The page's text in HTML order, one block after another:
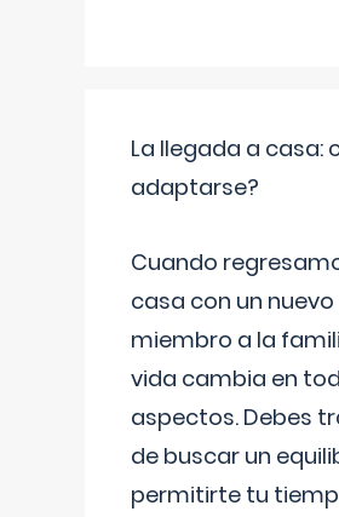
La llegada a casa:
adaptarse?
Cuando
casa con un nuevo
miembro a la
vida cambia en
aspectos. Debes
de buscar un
permitirte tu